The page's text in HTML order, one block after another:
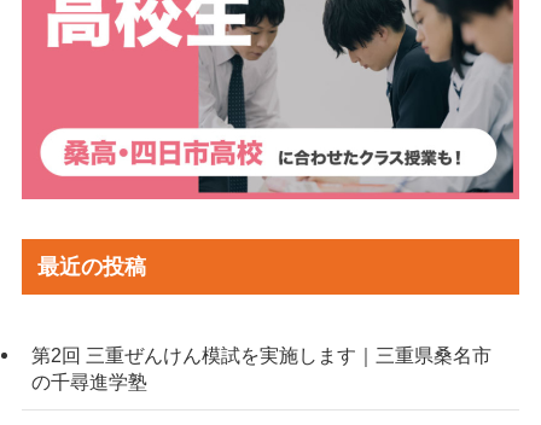
最近の投稿
第2回 三重ぜんけん模試を実施します｜三重県桑名市
の千尋進学塾